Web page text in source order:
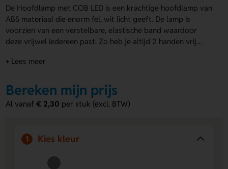
De Hoofdlamp met COB LED is een krachtige hoofdlamp van
ABS materiaal die enorm fel, wit licht geeft. De lamp is
voorzien van een verstelbare, elastische band waardoor
deze vrijwel iedereen past. Zo heb je altijd 2 handen vrij
zodat je direct kunt gebruiken. De hoofdlamp is zwart met
subtiele uitstraling. De Hoofdlamp met COB LED is de
perfecte keuze voor wie praktische verlichting nodig heeft.
Maak indruk op jouw relaties met deze handige
+ Lees meer
Bereken mijn prijs
Al vanaf€ 2,30 per stuk (excl. BTW)
1 Kies kleur